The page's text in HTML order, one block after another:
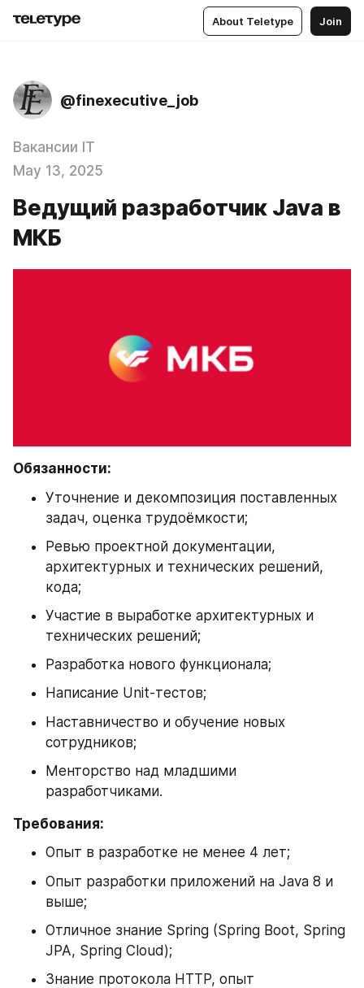
About Teletype Join
@finexecutive_job
Вакансии IT
May 13, 2025
Ведущий разработчик Java в
МКБ
Обязанности:
Уточнение и декомпозиция поставленных
задач, оценка трудоёмкости;
Ревью проектной документации,
архитектурных и технических решений,
кода;
Участие в выработке архитектурных и
технических решений;
Разработка нового функционала;
Написание Unit-тестов;
Наставничество и обучение новых
сотрудников;
Менторство над младшими
разработчиками.
Требования:
Опыт в разработке не менее 4 лет;
Опыт разработки приложений на Java 8 и
выше;
Отличное знание Spring (Spring Boot, Spring
JPA, Spring Cloud);
Знание протокола HTTP, опыт